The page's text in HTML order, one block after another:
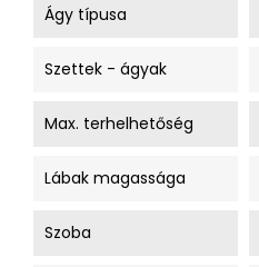
Ágy típusa
Szettek - ágyak
Max. terhelhetőség
Lábak magassága
Szoba